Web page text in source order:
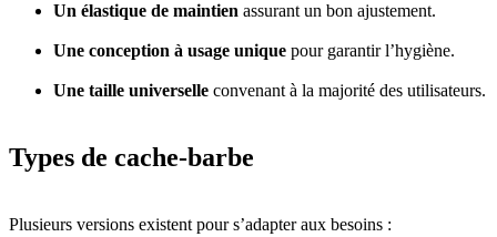
Un élastique de maintien assurant un bon ajustement.
Une conception à usage unique pour garantir l’hygiène.
Une taille universelle convenant à la majorité des utilisateurs.
Types de cache-barbe
Plusieurs versions existent pour s’adapter aux besoins :